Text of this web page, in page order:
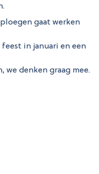
gaat werken
in januari en een
denken graag mee.